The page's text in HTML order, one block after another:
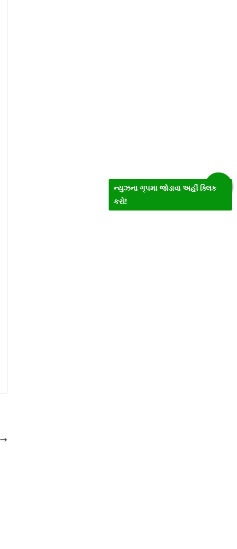
ન્યુઝના ગૃપમા જોડાવા અહીં ક્લિક
કરો!